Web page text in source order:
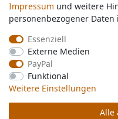
Schreiben Sie
Durchschnittliche Bewertung von
Bewertungsgrundlage des
Impressum und weitere
personenbezogener
Essenziell
Externe Medien
PayPal
Funktional
Weitere Einstellungen
Alle
Impressum und weitere
personenbezogener
Essenziell
Externe Medien
PayPal
Funktional
Weitere Einstellungen
Alle